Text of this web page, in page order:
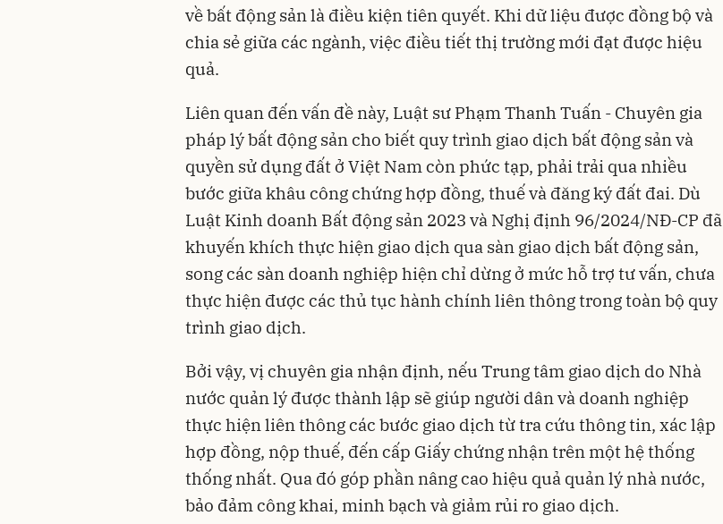
về bất động sản là điều kiện tiên quyết. Khi dữ liệu được đồng bộ và
chia sẻ giữa các ngành, việc điều tiết thị trường mới đạt được hiệu
quả.
Liên quan đến vấn đề này, Luật sư Phạm Thanh Tuấn - Chuyên gia
pháp lý bất động sản cho biết quy trình giao dịch bất động sản và
quyền sử dụng đất ở Việt Nam còn phức tạp, phải trải qua nhiều
bước giữa khâu công chứng hợp đồng, thuế và đăng ký đất đai. Dù
Luật Kinh doanh Bất động sản 2023 và Nghị định 96/2024/NĐ-CP đã
khuyến khích thực hiện giao dịch qua sàn giao dịch bất động sản,
song các sàn doanh nghiệp hiện chỉ dừng ở mức hỗ trợ tư vấn, chưa
thực hiện được các thủ tục hành chính liên thông trong toàn bộ quy
trình giao dịch.
Bởi vậy, vị chuyên gia nhận định, nếu Trung tâm giao dịch do Nhà
nước quản lý được thành lập sẽ giúp người dân và doanh nghiệp
thực hiện liên thông các bước giao dịch từ tra cứu thông tin, xác lập
hợp đồng, nộp thuế, đến cấp Giấy chứng nhận trên một hệ thống
thống nhất. Qua đó góp phần nâng cao hiệu quả quản lý nhà nước,
bảo đảm công khai, minh bạch và giảm rủi ro giao dịch.